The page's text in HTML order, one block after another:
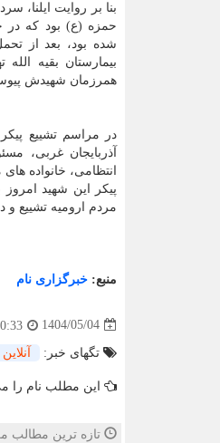
حمزه (ع) بود که در
شده بود، بعد از
بیمارستان بقیه
همرزمان شهیدش
در مراسم تشییع پیکر
آذربایجان غربی،
انتظامی، خانواده
پیکر این شهید
مردم ارومیه تشییع
منبع: خبرگزاری نام
1404/05/04
تگهای خبر: آنلاین
این مطلب نام را
تازه ترین مطالب